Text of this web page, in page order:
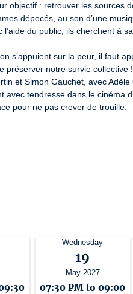
objectif : retrouver les sources
dépecés, au son d’une
du public, ils cherchent à
s’appuient sur la peur, il faut
préserver notre survie
et Simon Gauchet, avec
tendresse dans le cinéma
pour ne pas crever de trouille.
Wednesday
19
May 2027
07:30 PM to 09:00